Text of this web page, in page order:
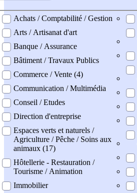
professionel
Achats / Comptabilité / Gestion
Arts / Artisanat d'art
Banque / Assurance
Bâtiment / Travaux Publics
Commerce / Vente (4)
Communication / Multimédia
Conseil / Etudes
Direction d'entreprise
Espaces verts et naturels /
Agriculture / Pêche / Soins aux
animaux (17)
Hôtellerie - Restauration /
Tourisme / Animation
Immobilier